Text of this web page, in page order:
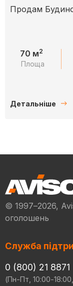
Продам
70 м2
Площа
Детальніше
© 1997–2026,
оголошень
Служба
0 (800) 21 8871
(Пн-Пт, 10:00-